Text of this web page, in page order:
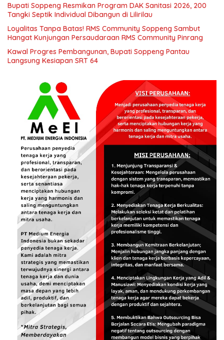
Bupati Soppeng Resmikan Program DAK Sanitasi 2026, 200
Tangki Septik Individual Dibangun di Lilirilau
Loyalitas Tanpa Batas! RMS Community Soppeng Sambut
Hangat Kunjungan Persaudaraan RMS Community Pinrang
Kawal Progres Pembangunan, Bupati Soppeng Pantau
Langsung Kesiapan SRT 64